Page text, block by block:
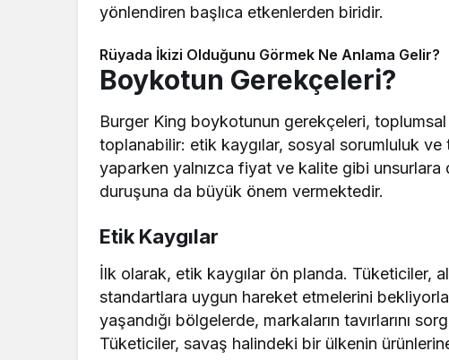
yönlendiren başlıca etkenlerden biridir.
Rüyada İkizi Olduğunu Görmek Ne Anlama Gelir?
Boykotun Gerekçeleri?
Burger King boykotunun gerekçeleri,
toplanabilir: etik kaygılar, sosyal sorumluluk ve
yaparken yalnızca fiyat ve kalite gibi unsurlara
duruşuna da büyük önem vermektedir.
Etik Kaygılar
İlk olarak, etik kaygılar ön planda. Tüketiciler,
standartlara uygun hareket etmelerini
yaşandığı bölgelerde, markaların tavırlarını
Tüketiciler, savaş halindeki bir ülkenin